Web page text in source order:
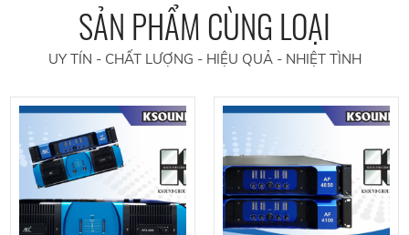
SẢN PHẨM CÙNG LOẠI
UY TÍN - CHẤT LƯỢNG - HIỆU QUẢ - NHIỆT TÌNH